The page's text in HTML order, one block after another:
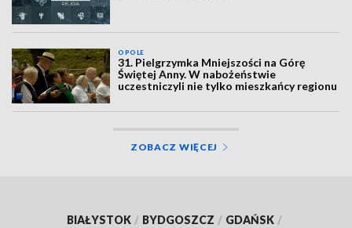
OPOLE
31. Pielgrzymka Mniejszości na Górę
Świętej Anny. W nabożeństwie
uczestniczyli nie tylko mieszkańcy regionu
ZOBACZ WIĘCEJ
BIAŁYSTOK / BYDGOSZCZ / GDAŃSK /